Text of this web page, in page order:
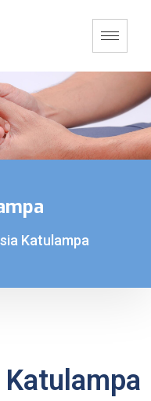
Katulampa